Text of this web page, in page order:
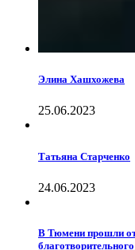
Элина Хашхожева
25.06.2023
Татьяна Старченко
24.06.2023
В Тюмени прошли